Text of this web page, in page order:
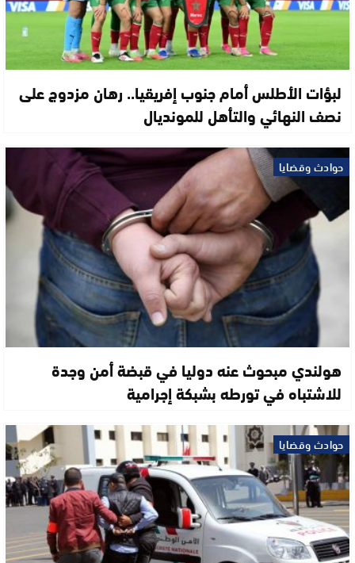
لبؤات الأطلس أمام جنوب إفريقيا.. رهان مزدوج على
نصف النهائي والتأهل للمونديال
حوادث وقضايا
هولندي مبحوث عنه دوليا في قبضة أمن وجدة
للاشتباه في تورطه بشبكة إجرامية
حوادث وقضايا